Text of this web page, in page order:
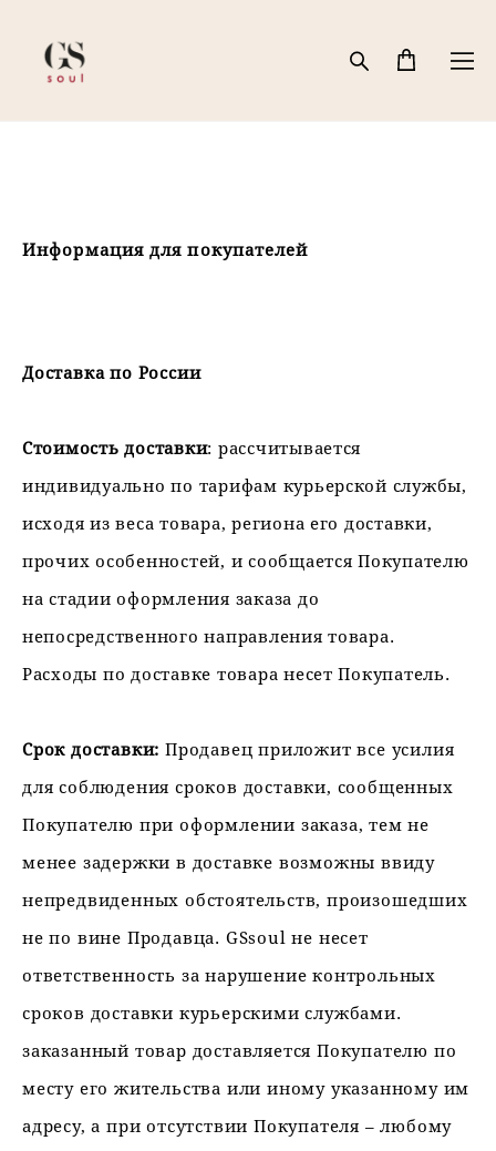
Информациядля покупателей
Доставка по России
Стоимость доставки: рассчитывается
индивидуально по тарифам курьерской службы,
исходя из веса товара, региона его доставки,
прочих особенностей, и сообщается Покупателю
на стадии оформления заказа до
непосредственного направления товара.
Расходы по доставке товара несет Покупатель.
Срок доставки: Продавец приложит все усилия
для соблюдения сроков доставки, сообщенных
Покупателю при оформлении заказа, тем не
менее задержки в доставке возможны ввиду
непредвиденных обстоятельств, произошедших
не по вине Продавца. GSsoul не несет
ответственность за нарушение контрольных
сроков доставки курьерскими службами.
заказанный товар доставляется Покупателю по
месту его жительства или иному указанному им
адресу, а при отсутствии Покупателя – любому